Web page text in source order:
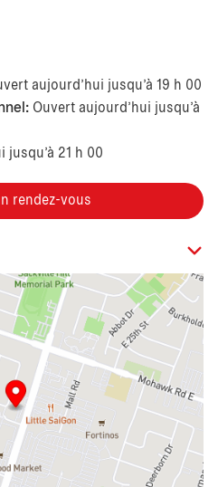
aujourd’hui jusqu'à 19 h 00
Ouvert aujourd’hui jusqu'à
jusqu'à 21 h 00
rendez-vous